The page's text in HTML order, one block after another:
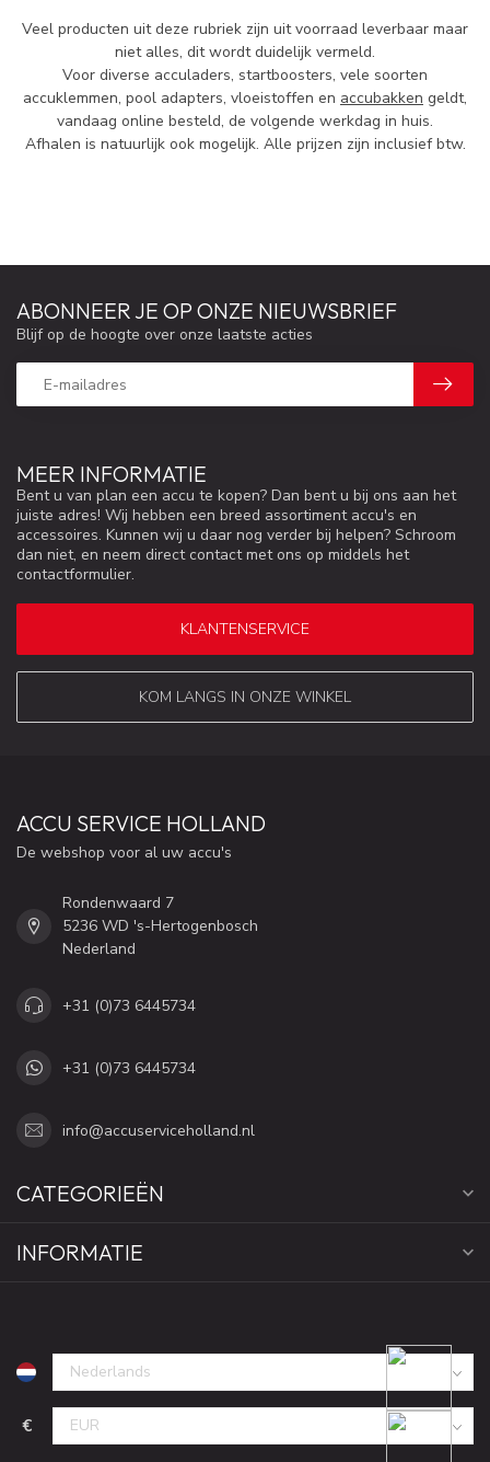
Veel producten uit deze rubriek zijn uit voorraad leverbaar maar
niet alles, dit wordt duidelijk vermeld.
Voor diverse acculaders, startboosters, vele soorten
accuklemmen, pool adapters, vloeistoffen en accubakken geldt,
vandaag online besteld, de volgende werkdag in huis.
Afhalen is natuurlijk ook mogelijk. Alle prijzen zijn inclusief btw.
MEER INFORMATIE
Bent u van plan een accu te kopen? Dan bent u bij ons aan het
juiste adres! Wij hebben een breed assortiment accu's en
accessoires. Kunnen wij u daar nog verder bij helpen? Schroom
dan niet, en neem direct contact met ons op middels het
contactformulier.
KLANTENSERVICE
KOM LANGS IN ONZE WINKEL
ABONNEER JE OP ONZE NIEUWSBRIEF
Blijf op de hoogte over onze laatste acties
ACCU SERVICE HOLLAND
De webshop voor al uw accu's
Rondenwaard 7
5236 WD 's-Hertogenbosch
Nederland
+31 (0)73 6445734
+31 (0)73 6445734
info@accuserviceholland.nl
CATEGORIEËN
INFORMATIE
€